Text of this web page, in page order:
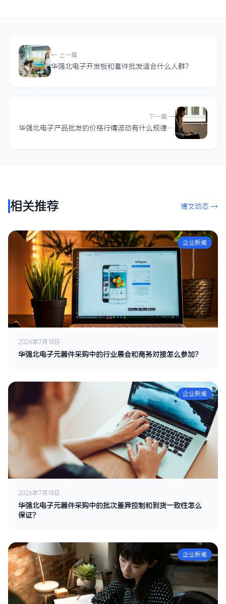
← 上一篇
华强北电子开发板和套件批发适合什么人群？
下一篇 →
华强北电子产品批发的价格行情波动有什么规律可循？
相关推荐 博文动态 →
企业新闻
2026年7月18日
华强北电子元器件采购中的行业展会和商务对接怎么参加？
企业新闻
2026年7月18日
华强北电子元器件采购中的批次差异控制和到货一致性怎么
保证？
企业新闻